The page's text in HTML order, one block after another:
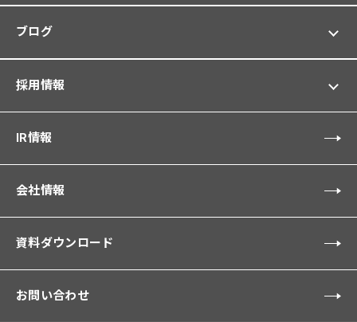
ブログ
採用情報
IR情報
会社情報
資料ダウンロード
お問い合わせ